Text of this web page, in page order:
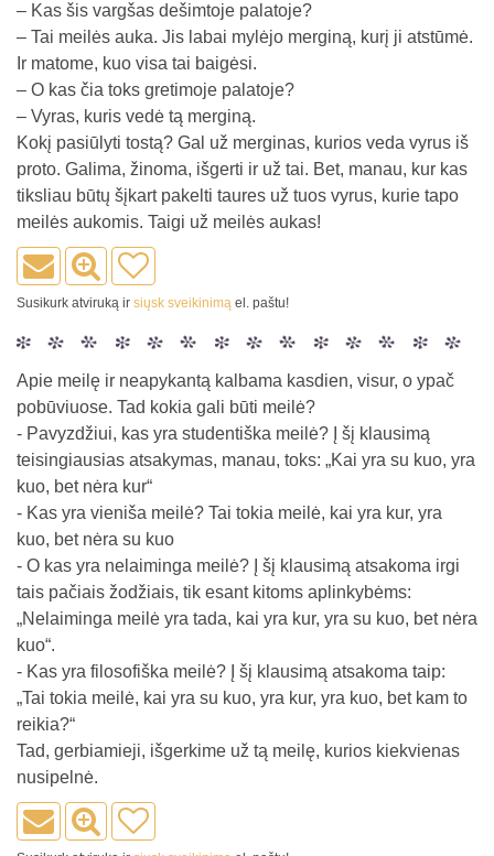
– Kas šis vargšas dešimtoje palatoje?
– Tai meilės auka. Jis labai mylėjo merginą, kurį ji atstūmė.
Ir matome, kuo visa tai baigėsi.
– O kas čia toks gretimoje palatoje?
– Vyras, kuris vedė tą merginą.
Kokį pasiūlyti tostą? Gal už merginas, kurios veda vyrus iš
proto. Galima, žinoma, išgerti ir už tai. Bet, manau, kur kas
tiksliau būtų šįkart pakelti taures už tuos vyrus, kurie tapo
meilės aukomis. Taigi už meilės aukas!
Susikurk atviruką ir siųsk sveikinimą el. paštu!
Apie meilę ir neapykantą kalbama kasdien, visur, o ypač
pobūviuose. Tad kokia gali būti meilė?
- Pavyzdžiui, kas yra studentiška meilė? Į šį klausimą
teisingiausias atsakymas, manau, toks: „Kai yra su kuo, yra
kuo, bet nėra kur“
- Kas yra vieniša meilė? Tai tokia meilė, kai yra kur, yra
kuo, bet nėra su kuo
- O kas yra nelaiminga meilė? Į šį klausimą atsakoma irgi
tais pačiais žodžiais, tik esant kitoms aplinkybėms:
„Nelaiminga meilė yra tada, kai yra kur, yra su kuo, bet nėra
kuo“.
- Kas yra filosofiška meilė? Į šį klausimą atsakoma taip:
„Tai tokia meilė, kai yra su kuo, yra kur, yra kuo, bet kam to
reikia?“
Tad, gerbiamieji, išgerkime už tą meilę, kurios kiekvienas
nusipelnė.